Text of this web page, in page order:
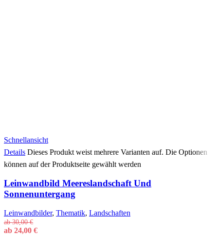
Schnellansicht
Details Dieses Produkt weist mehrere Varianten auf. Die Optionen
können auf der Produktseite gewählt werden
Leinwandbild Meereslandschaft Und
Sonnenuntergang
Leinwandbilder, Thematik, Landschaften
ab30,00€
ab 24,00 €